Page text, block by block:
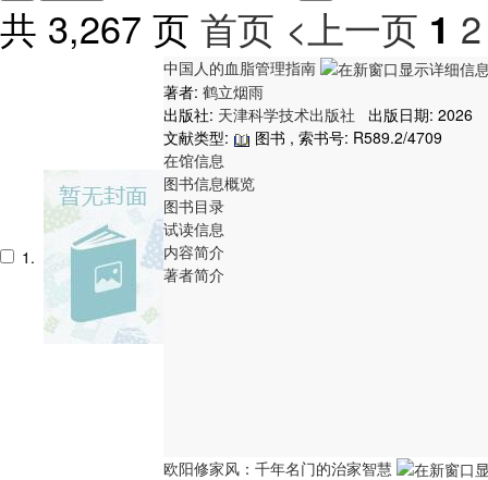
共 3,267 页 首页 <上一页 1 2
1.
中国人的血脂管理指南
著者: 鹤立烟雨
出版社: 天津科学技术出版社
出版日期: 2026
文献类型:
图书 , 索书号: R589.2/4709
在馆信息
图书信息概览
图书目录
试读信息
内容简介
著者简介
欧阳修家风：千年名门的治家智慧